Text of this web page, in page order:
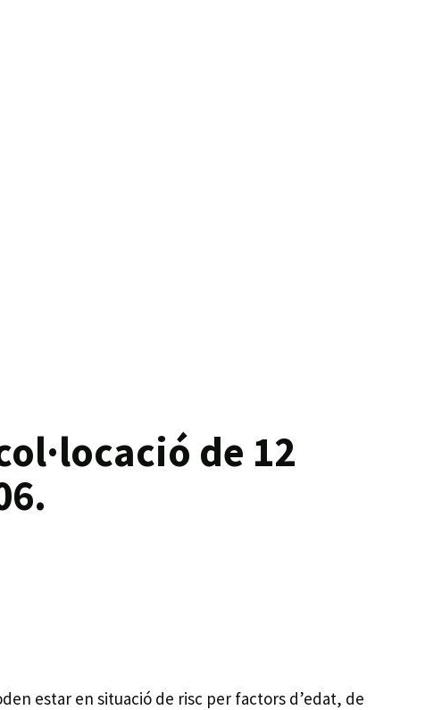
de 12
estar en situació de risc per factors d’edat, de